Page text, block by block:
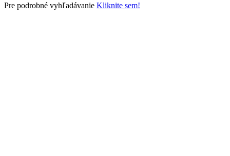
Pre podrobné vyhľadávanie Kliknite sem!